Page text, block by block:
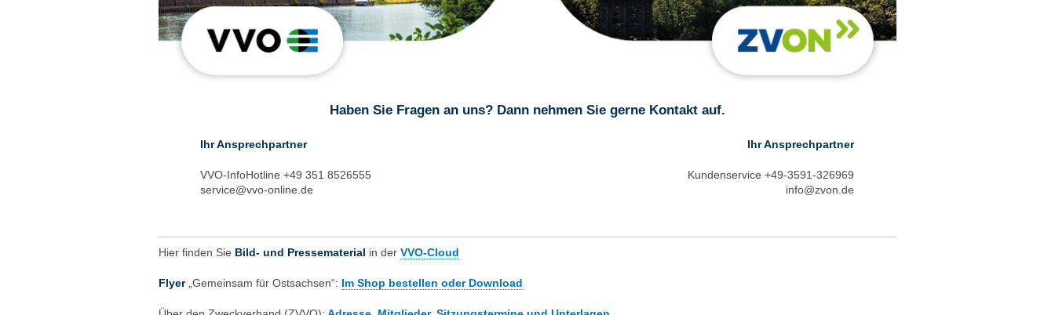
Haben Sie Fragen an uns? Dann nehmen Sie gerne Kontakt auf.
Ihr Ansprechpartner
VVO-InfoHotline +49 351 8526555
service@vvo-online.de
Ihr Ansprechpartner
Kundenservice +49-3591-326969
info@zvon.de
Hier finden Sie Bild- und Pressematerial in der VVO-Cloud
Flyer „Gemeinsam für Ostsachsen“: Im Shop bestellen oder Download